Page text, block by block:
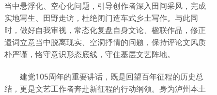
当中悬浮化、空心化问题，引导创作者深入田间采风，完成
实地写生、田野走访，杜绝闭门造车式乡土写作。与此同
时，做好自我审视，常态化复盘自身文论、楹联作品，修正
遣词立意当中脱离现实、空洞抒情的问题，保持评论文风质
朴严谨，恪守意识形态底线，守住基层文艺阵地。
建党105周年的重要讲话，既是回望百年征程的历史总
结，更是文艺工作者奔赴新征程的行动纲领。身为泸州本土